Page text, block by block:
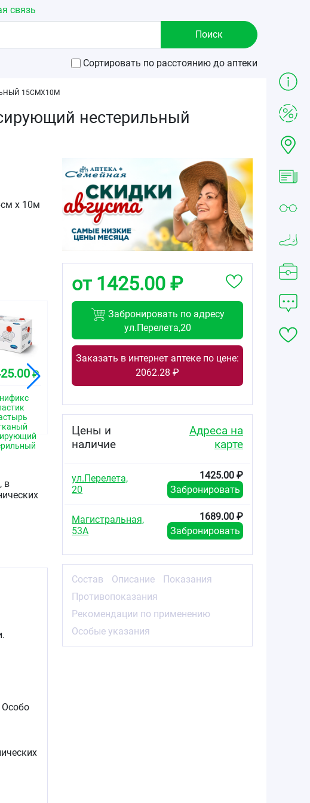
связь
Сортировать по расстоянию до аптеки
15СМХ10М
нестерильный
х 10м
₽
Эластик
пластырь
нетканый
фиксирующий
нестерильный
в
от 1425.00 ₽
Забронировать по адресу
ул.Перелета,20
Заказать в интернет аптеке по цене:
2062.28 ₽
Цены и
наличие
Адреса на
карте
ул.Перелета,
20
1425.00 ₽
Забронировать
Магистральная,
53А
1689.00 ₽
Забронировать
Состав Описание
Показания
Противопоказания
Рекомендации по применению
Особые указания